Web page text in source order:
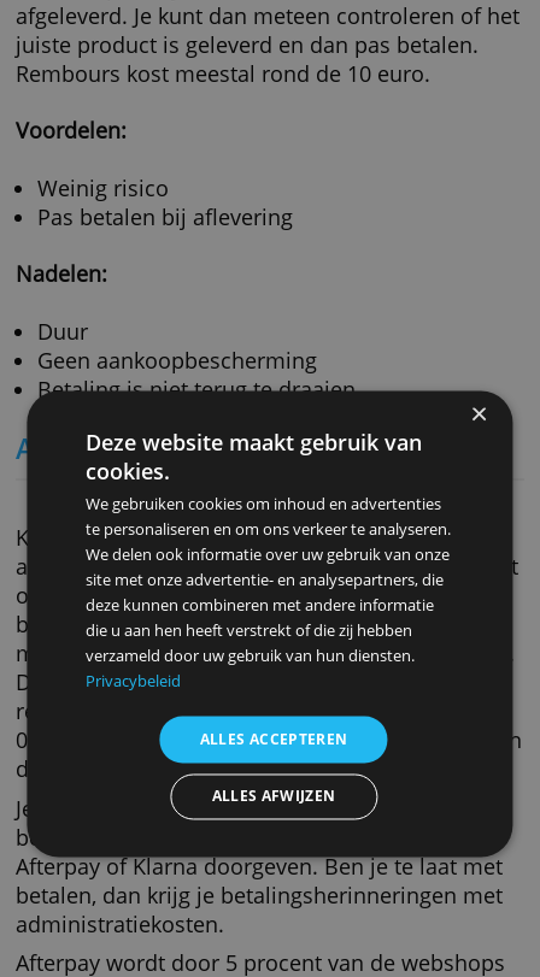
Een extra voordeel van deze aanbieders is
in veel gevallen geen wisselkoersopslag in
rekening brengen.
Voordelen:
Wereldwijd geaccepteerd
Geen kosten voor de debitcard
Geen wisselkoersopslag bij vreemde valuta
Nadelen:
Meestal geen aankoopbescherming
Vooraf betalen
Geen terugbetaling mogelijk
Rembours
Maar weinig Nederlandse webwinkels
rembours aan als betaalmethode, slecht 7
procent. Als je bestelt onder rembours,
voor het pakketje als het aan de deur wordt
afgeleverd. Je kunt dan meteen controleren
juiste product is geleverd en dan pas
Rembours kost meestal rond de 10 euro.